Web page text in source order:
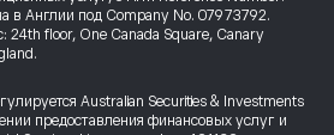
в Англии под Company No. 07973792.
24th floor, One Canada Square, Canary
Australian Securities & Investments
предоставления финансовых услуг и